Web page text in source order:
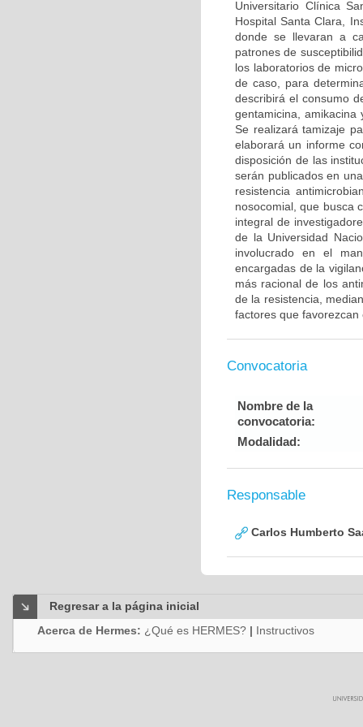
Universitario Clínica
Hospital Santa Clara,
donde se llevaran a
patrones de
los laboratorios de
de caso, para
describirá el consumo
gentamicina,
Se realizará tamizaje
elaborará un informe
disposición de las
serán publicados en
resistencia
nosocomial, que busca
integral de
de la Universidad
involucrado en el
encargadas de la
más racional de los
de la resistencia,
factores que
Convocatoria
Nombre de la
convocatoria:
Modalidad:
Responsable
Carlos Humberto
Regresar a la página inicial
Acerca de Hermes: ¿Qué es HERMES? | Instructivos